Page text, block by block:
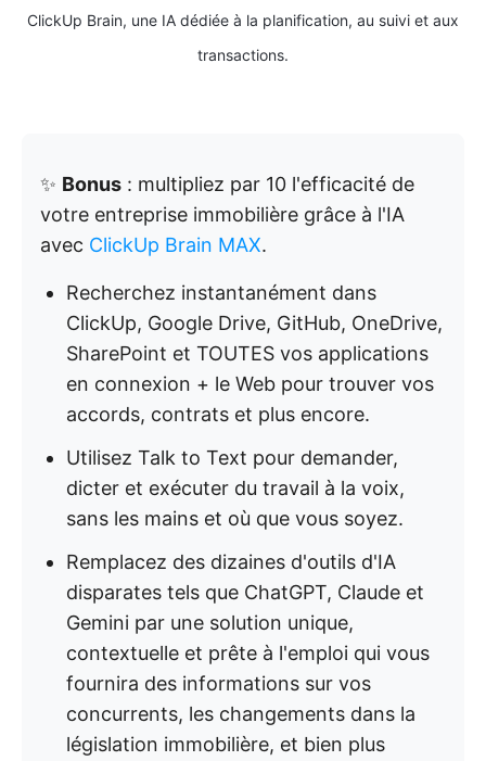
ClickUp Brain, une IA dédiée à la planification, au suivi et aux
transactions.
✨ Bonus : multipliez par 10 l'efficacité de
votre entreprise immobilière grâce à l'IA
avec ClickUp Brain MAX.
Recherchez instantanément dans
ClickUp, Google Drive, GitHub, OneDrive,
SharePoint et TOUTES vos applications
en connexion + le Web pour trouver vos
accords, contrats et plus encore.
Utilisez Talk to Text pour demander,
dicter et exécuter du travail à la voix,
sans les mains et où que vous soyez.
Remplacez des dizaines d'outils d'IA
disparates tels que ChatGPT, Claude et
Gemini par une solution unique,
contextuelle et prête à l'emploi qui vous
fournira des informations sur vos
concurrents, les changements dans la
législation immobilière, et bien plus